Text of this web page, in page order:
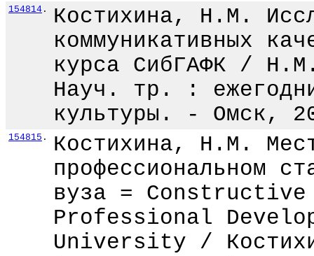
154814 .
Костихина, Н.М.
коммуникативных
курса СибГАФК /
Науч. тр. :
культуры. - Омск,
154815 .
Костихина, Н.М.
профессиональном
вуза =
Professional
University /